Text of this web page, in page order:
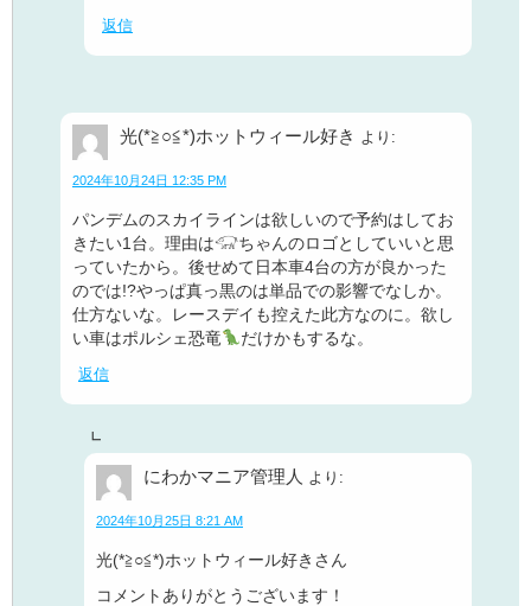
返信
光(*≧○≦*)ホットウィール好き より:
2024年10月24日 12:35 PM
パンデムのスカイラインは欲しいので予約はしてお
きたい1台。理由は𓃟ちゃんのロゴとしていいと思
っていたから。後せめて日本車4台の方が良かった
のでは!?やっぱ真っ黒のは単品での影響でなしか。
仕方ないな。レースデイも控えた此方なのに。欲し
い車はポルシェ恐竜
だけかもするな。
返信
にわかマニア管理人 より:
2024年10月25日 8:21 AM
光(*≧○≦*)ホットウィール好きさん
コメントありがとうございます！